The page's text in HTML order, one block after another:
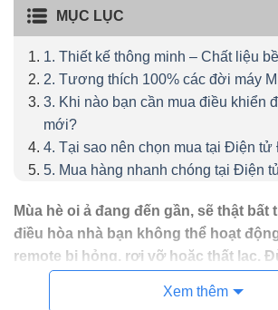
MỤC LỤC
1. Thiết kế thông minh – Chất liệu
2. Tương thích 100% các đời máy
3. Khi nào bạn cần mua điều khiển
mới?
4. Tại sao nên chọn mua tại Điện
5. Mua hàng nhanh chóng tại Điện
Mùa hè oi ả đang đến gần, sẽ thật bất
điều hòa nhà bạn không thể hoạt
remote bị hỏng, rơi vỡ hoặc thất lạc.
làm phiền không gian nghỉ ngơi của
bạn đang tìm kiếm một chiếcđiều
Xem thêm